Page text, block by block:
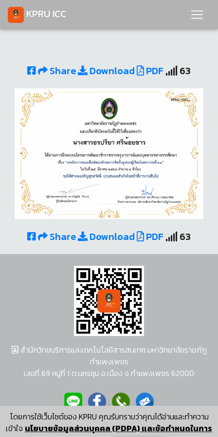
KPRU ICC
Share Download PDF 63
Share Download PDF 63
โดยการใช้เว็บไซต์ของ KPRU คุณรับทราบว่าคุณได้อ่านและทำความ
เข้าใจ นโยบายข้อมูลส่วนบุคคล (PDPA) และข้อกำหนดในการ
สำนักวิทยบริการและเทคโนโลยีสารสนเทศ มหาวิทยาลัยราชภัฏ
กำแพงเพชร
เลขที่ 69 หมู่ที่ 1 ต.นครชุม อ.เมือง จ.กำแพงเพชร 62000
ผู้พัฒนาระบบ อนุชา พวงผกา